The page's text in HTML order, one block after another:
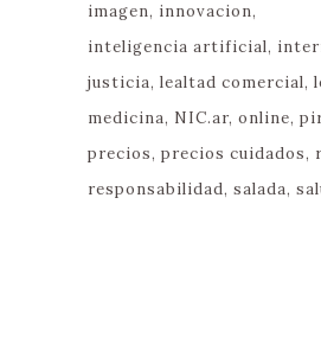
imagen innovacion
inteligencia artificial
justicia lealtad comercial
medicina NIC.ar online
precios precios cuidados
responsabilidad salada